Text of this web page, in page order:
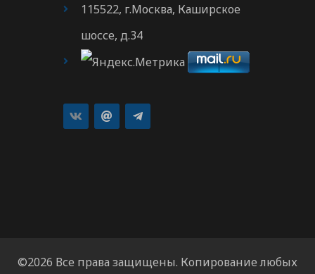
115522, г.Москва, Каширское
шоссе, д.34
©2026 Все права защищены. Копирование любых